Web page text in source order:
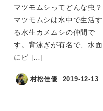
マツモムシってどんな虫？
マツモムシは水中で生活す
る水生カメムシの仲間で
す。背泳ぎが有名で、水面
にピ […]
村松佳優 2019-12-13